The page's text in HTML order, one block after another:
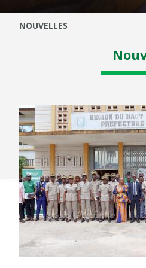
Fil d'Ariane
NOUVELLES